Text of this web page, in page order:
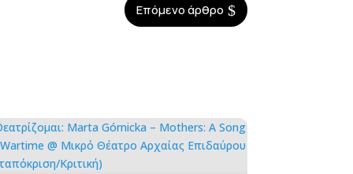
Επόμενο άρθρο $